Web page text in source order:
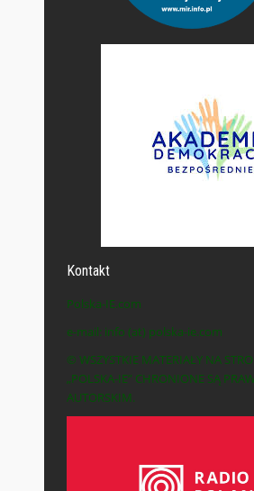
Kontakt
Polska-IE.com
e-mail: info (at) polska-ie.com
© WSZYSTKIE MATERIAŁY NA
„POLSKA-IE” CHRONIONE SĄ
AUTORSKIM.